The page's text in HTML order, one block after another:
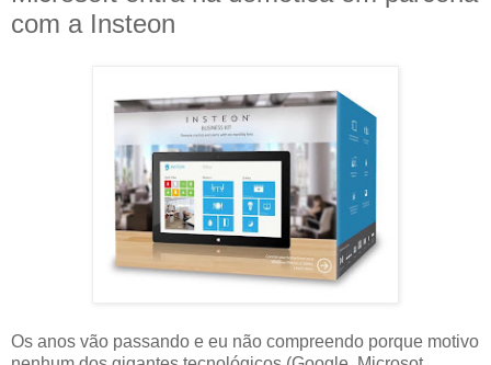
com a Insteon
Os anos vão passando e eu não compreendo porque motivo